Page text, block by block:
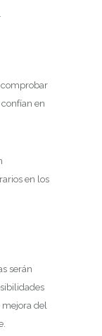
comprobar
en
en los
serán
mejora del